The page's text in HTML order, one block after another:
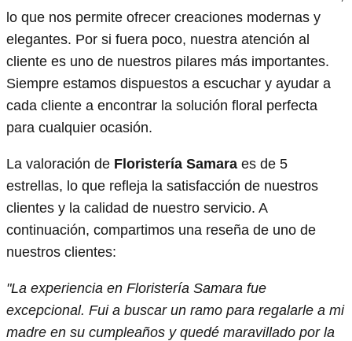
lo que nos permite ofrecer creaciones modernas y
elegantes. Por si fuera poco, nuestra atención al
cliente es uno de nuestros pilares más importantes.
Siempre estamos dispuestos a escuchar y ayudar a
cada cliente a encontrar la solución floral perfecta
para cualquier ocasión.
La valoración de Floristería Samara es de 5
estrellas, lo que refleja la satisfacción de nuestros
clientes y la calidad de nuestro servicio. A
continuación, compartimos una reseña de uno de
nuestros clientes:
"La experiencia en Floristería Samara fue
excepcional. Fui a buscar un ramo para regalarle a mi
madre en su cumpleaños y quedé maravillado por la